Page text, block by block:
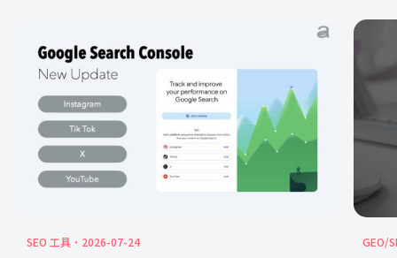
SEO 工具 2026-07-24 GEO/